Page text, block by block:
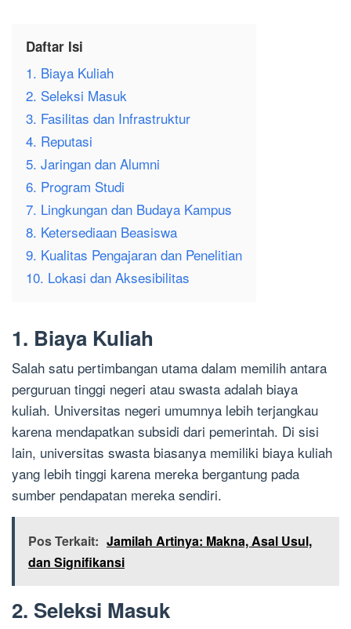
Daftar Isi
1. Biaya Kuliah
2. Seleksi Masuk
3. Fasilitas dan Infrastruktur
4. Reputasi
5. Jaringan dan Alumni
6. Program Studi
7. Lingkungan dan Budaya Kampus
8. Ketersediaan Beasiswa
9. Kualitas Pengajaran dan Penelitian
10. Lokasi dan Aksesibilitas
1. Biaya Kuliah
Salah satu pertimbangan utama dalam memilih antara
perguruan tinggi negeri atau swasta adalah biaya
kuliah. Universitas negeri umumnya lebih terjangkau
karena mendapatkan subsidi dari pemerintah. Di sisi
lain, universitas swasta biasanya memiliki biaya kuliah
yang lebih tinggi karena mereka bergantung pada
sumber pendapatan mereka sendiri.
Pos Terkait: Jamilah Artinya: Makna, Asal Usul,
dan Signifikansi
2. Seleksi Masuk